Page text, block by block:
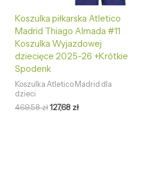
Koszulka piłkarska Atletico
Madrid Thiago Almada #11
Koszulka Wyjazdowej
dziecięce 2025-26 +Krótkie
Spodenk
Koszulka Atletico Madrid dla
dzieci
469,58zł127,68 zł